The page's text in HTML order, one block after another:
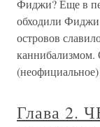
Фиджи? Еще в
обходили Фиджи
островов
каннибализмом.
Глава 2.